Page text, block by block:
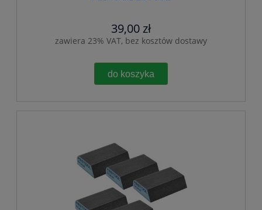
39,00 zł
zawiera 23% VAT, bez kosztów dostawy
do koszyka